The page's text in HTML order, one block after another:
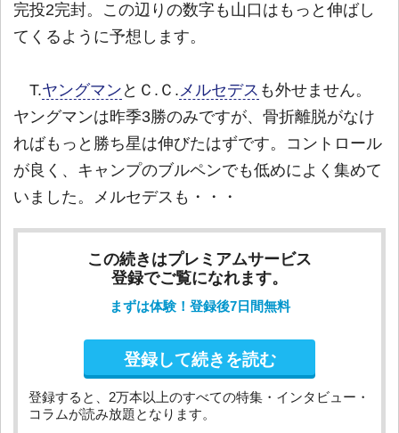
完投2完封。この辺りの数字も山口はもっと伸ばし
てくるように予想します。
T.ヤングマン とＣ.Ｃ.メルセデス も外せません。
ヤングマンは昨季3勝のみですが、骨折離脱がなけ
ればもっと勝ち星は伸びたはずです。コントロール
が良く、キャンプのブルペンでも低めによく集めて
いました。メルセデスも・・・
この続きはプレミアムサービス
登録でご覧になれます。
まずは体験！登録後7日間無料
登録して続きを読む
登録すると、2万本以上のすべての特集・インタビュー・
コラムが読み放題となります。